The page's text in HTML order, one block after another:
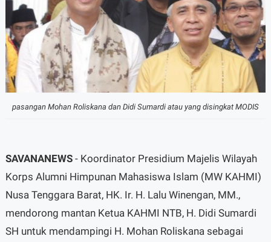
pasangan Mohan Roliskana dan Didi Sumardi atau yang disingkat MODIS
SAVANANEWS- Koordinator Presidium Majelis Wilayah
Korps Alumni Himpunan Mahasiswa Islam (MW KAHMI)
Nusa Tenggara Barat, HK. Ir. H. Lalu Winengan, MM.,
mendorong mantan Ketua KAHMI NTB, H. Didi Sumardi
SH untuk mendampingi H. Mohan Roliskana sebagai